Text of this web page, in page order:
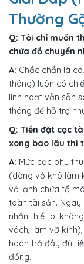
Thường
Q: Tôi chỉ muốn
chứa đồ chuyển
A: Chắc chắn là
tháng) luôn có
linh hoạt vẫn sẵn
tháng để hỗ trợ
Q: Tiền đặt cọc
xong bao lâu thì
A: Mức cọc phụ
(dòng vỏ khô làm
vỏ lạnh chứa tổ
toàn tài sản.
nhận thiết bị
vách, làm vỡ
hoàn trả đầy đủ
đồng.